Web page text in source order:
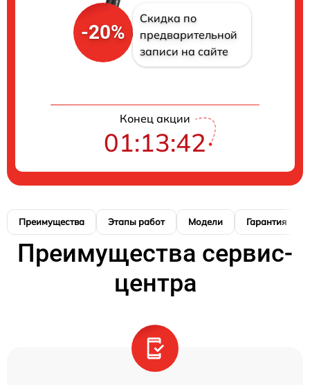
-20%
Скидка по
предварительной
записи на сайте
Конец акции
01:13:42
Преимущества Этапы работ Модели Гарантия
Преимущества сервис-
центра